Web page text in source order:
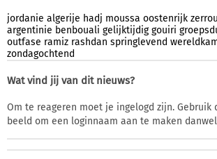
jordanie algerije hadj moussa oostenrijk
argentinie benbouali gelijktijdig gouiri
outfase ramiz rashdan springlevend
zondagochtend
Wat vind jij van dit nieuws?
Om te reageren moet je ingelogd zijn. Gebruik
beeld om een loginnaam aan te maken